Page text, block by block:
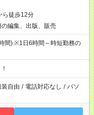
ら徒歩12分
編集、出版、販売
間) ※1日6時間～時短勤務の
装自由 / 電話対応なし / パソ